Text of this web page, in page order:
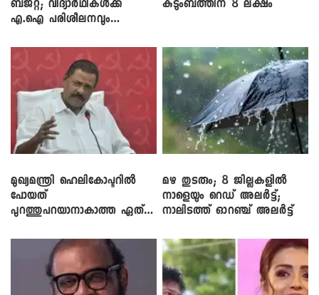
ബജറ്റ്; വിദ്യാർഥികൾക്ക്
എ.ഐ പരിശീലനവും
കുടുംബത്തിന് 8 ലക്ഷം
മുഖ്യമന്ത്രി ഹെലികോപ്ടറിൽ
പോയത്
പുറത്തുപറയാനാകാത്ത ഏത്
മഴ തുടരും; 8 ജില്ലകളിൽ
നാളെയും റെഡ് അലർട്ട്;
നാലിടത്ത് ഓറഞ്ച് അലർട്ട്